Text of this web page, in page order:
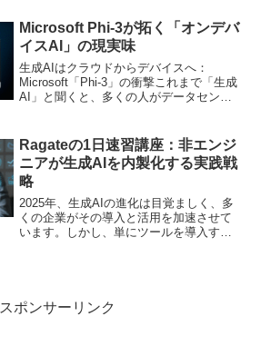
れている複雑なリスク要因の照合と分類
に膨大な時間を費やして...
Microsoft Phi-3が拓く「オンデバ
イスAI」の現実味
生成AIはクラウドからデバイスへ：
Microsoft「Phi-3」の衝撃これまで「生成
AI」と聞くと、多くの人がデータセンタ
ん。しかし、その常識は今、大きく変わ
ろうとし...
Ragateの1日速習講座：非エンジ
ニアが生成AIを内製化する実践戦
略
2025年、生成AIの進化は目覚ましく、多
くの企業がその導入と活用を加速させて
います。しかし、単にツールを導入する
スポンサーリンク